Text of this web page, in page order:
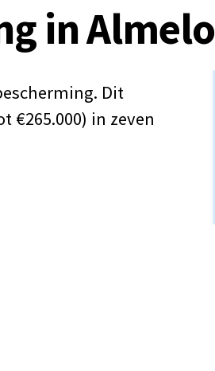
in Almelo
Dit
€265.000) in zeven